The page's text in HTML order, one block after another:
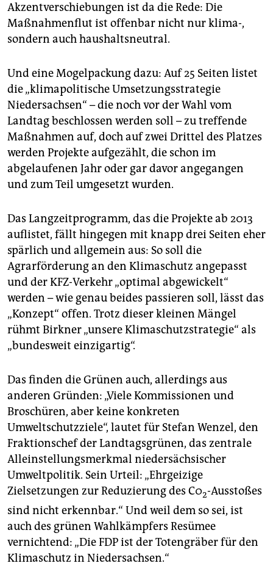
Akzentverschiebungen ist da die Rede: Die
Maßnahmenflut ist offenbar nicht nur klima-,
sondern auch haushaltsneutral.
Und eine Mogelpackung dazu: Auf 25 Seiten listet
die „klimapolitische Umsetzungsstrategie
Niedersachsen“ – die noch vor der Wahl vom
Landtag beschlossen werden soll – zu treffende
Maßnahmen auf, doch auf zwei Drittel des Platzes
werden Projekte aufgezählt, die schon im
abgelaufenen Jahr oder gar davor angegangen
und zum Teil umgesetzt wurden.
Das Langzeitprogramm, das die Projekte ab 2013
auflistet, fällt hingegen mit knapp drei Seiten eher
spärlich und allgemein aus: So soll die
Agrarförderung an den Klimaschutz angepasst
und der KFZ-Verkehr „optimal abgewickelt“
werden – wie genau beides passieren soll, lässt das
„Konzept“ offen. Trotz dieser kleinen Mängel
rühmt Birkner „unsere Klimaschutzstrategie“ als
„bundesweit einzigartig“.
Das finden die Grünen auch, allerdings aus
anderen Gründen: „Viele Kommissionen und
Broschüren, aber keine konkreten
Umweltschutzziele“, lautet für Stefan Wenzel, den
Fraktionschef der Landtagsgrünen, das zentrale
Alleinstellungsmerkmal niedersächsischer
Umweltpolitik. Sein Urteil: „Ehrgeizige
Zielsetzungen zur Reduzierung des C02-Ausstoßes
sind nicht erkennbar.“ Und weil dem so sei, ist
auch des grünen Wahlkämpfers Resümee
vernichtend: „Die FDP ist der Totengräber für den
Klimaschutz in Niedersachsen.“